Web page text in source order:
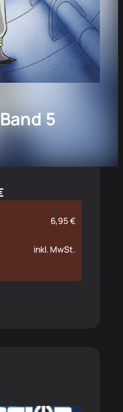
5
6,95€
inkl. MwSt.